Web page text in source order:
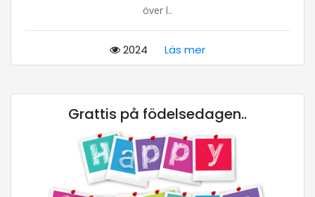
över l..
2024 Läs mer
Grattis på födelsedagen..